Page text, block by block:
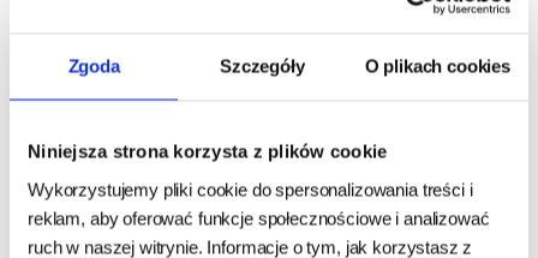
Zgoda Szczegóły O plikach cookies
Niniejsza strona korzysta z plików cookie
Wykorzystujemy pliki cookie do spersonalizowania treści i
reklam, aby oferować funkcje społecznościowe i analizować
ruch w naszej witrynie. Informacje o tym, jak korzystasz z
Liofilizowane Perliczka 40g
24h - cała Polska- towar na magazynie
22,79 zł 17,29 zł
432,25 zł/kg
konina - 85g
24h - cała Polska- towar na magazynie
17,90 zł